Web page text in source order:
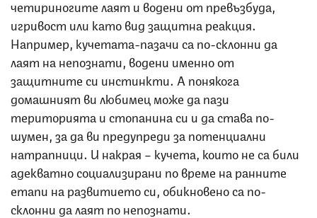
четириногите лаят и водени от превъзбуда,
игривост или като вид защитна реакция.
Например, кучетата-пазачи са по-склонни да
лаят на непознати, водени именно от
защитните си инстинкти. А понякога
домашният ви любимец може да пази
територията и стопанина си и да става по-
шумен, за да ви предупреди за потенциални
натрапници. И накрая – кучета, които не са били
адекватно социализирани по време на ранните
етапи на развитието си, обикновено са по-
склонни да лаят по непознати.